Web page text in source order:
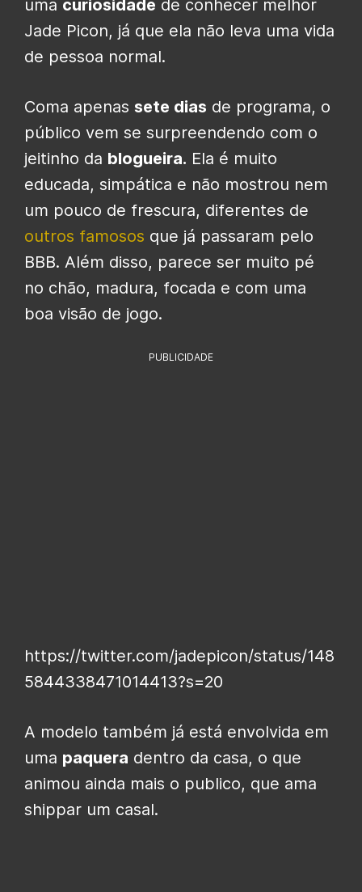
uma curiosidade de conhecer melhor
Jade Picon, já que ela não leva uma vida
de pessoa normal.
Coma apenas sete dias de programa, o
público vem se surpreendendo com o
jeitinho da blogueira. Ela é muito
educada, simpática e não mostrou nem
um pouco de frescura, diferentes de
outros famosos que já passaram pelo
BBB. Além disso, parece ser muito pé
no chão, madura, focada e com uma
boa visão de jogo.
PUBLICIDADE
https://twitter.com/jadepicon/status/148
5844338471014413?s=20
A modelo também já está envolvida em
uma paquera dentro da casa, o que
animou ainda mais o publico, que ama
shippar um casal.